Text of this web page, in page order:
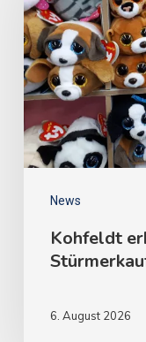
News
Kohfeldt
6. August 2026